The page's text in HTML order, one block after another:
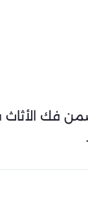
فك الأثاث